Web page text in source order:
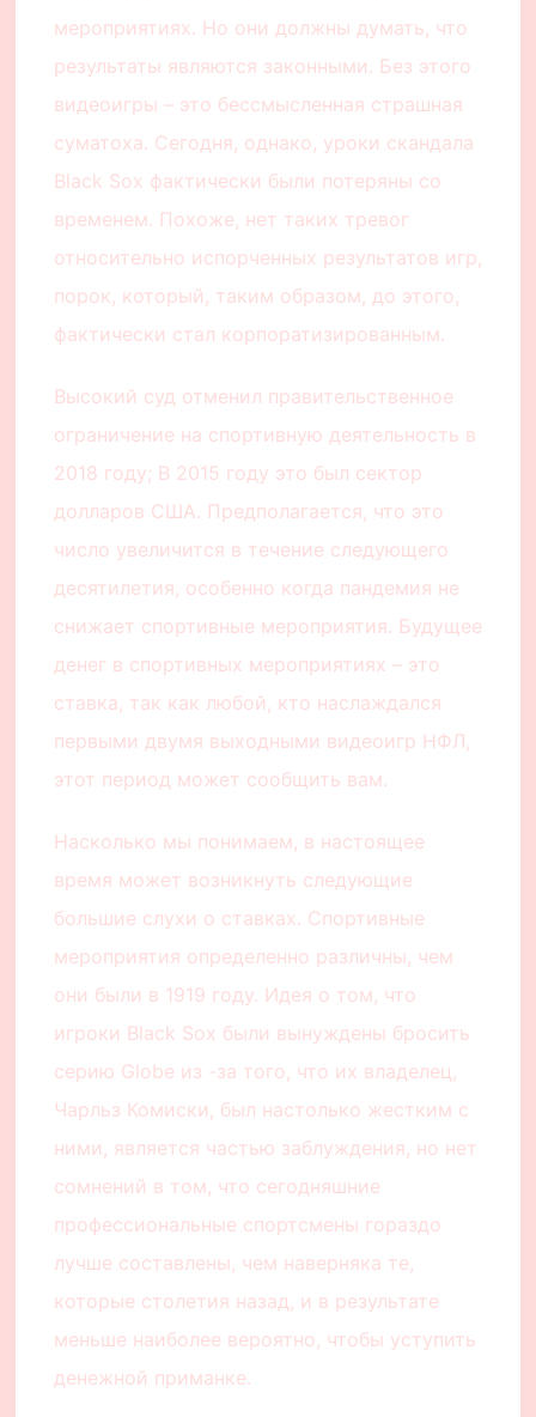
мероприятиях. Но они должны думать, что
результаты являются законными. Без этого
видеоигры – это бессмысленная страшная
суматоха. Сегодня, однако, уроки скандала
Black Sox фактически были потеряны со
временем. Похоже, нет таких тревог
относительно испорченных результатов игр,
порок, который, таким образом, до этого,
фактически стал корпоратизированным.
Высокий суд отменил правительственное
ограничение на спортивную деятельность в
2018 году; В 2015 году это был сектор
долларов США. Предполагается, что это
число увеличится в течение следующего
десятилетия, особенно когда пандемия не
снижает спортивные мероприятия. Будущее
денег в спортивных мероприятиях – это
ставка, так как любой, кто наслаждался
первыми двумя выходными видеоигр НФЛ,
этот период может сообщить вам.
Насколько мы понимаем, в настоящее
время может возникнуть следующие
большие слухи о ставках. Спортивные
мероприятия определенно различны, чем
они были в 1919 году. Идея о том, что
игроки Black Sox были вынуждены бросить
серию Globe из -за того, что их владелец,
Чарльз Комиски, был настолько жестким с
ними, является частью заблуждения, но нет
сомнений в том, что сегодняшние
профессиональные спортсмены гораздо
лучше составлены, чем наверняка те,
которые столетия назад, и в результате
меньше наиболее вероятно, чтобы уступить
денежной приманке.